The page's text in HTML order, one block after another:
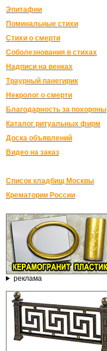
Эпитафии
Поминальные стихи
Стихи о смерти
Соболезнования в стихах
Надписи на венках
Траурный панегирик
Некролог о смерти
Благодарность за похороны
Каталог ритуальных фирм
Доска объявлений
Видео на заказ
Список кладбищ Москвы
Крематории России
реклама